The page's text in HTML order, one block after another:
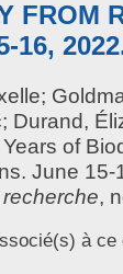
FROM
16,
;
; Durand,
of
June 15-
,
à ce